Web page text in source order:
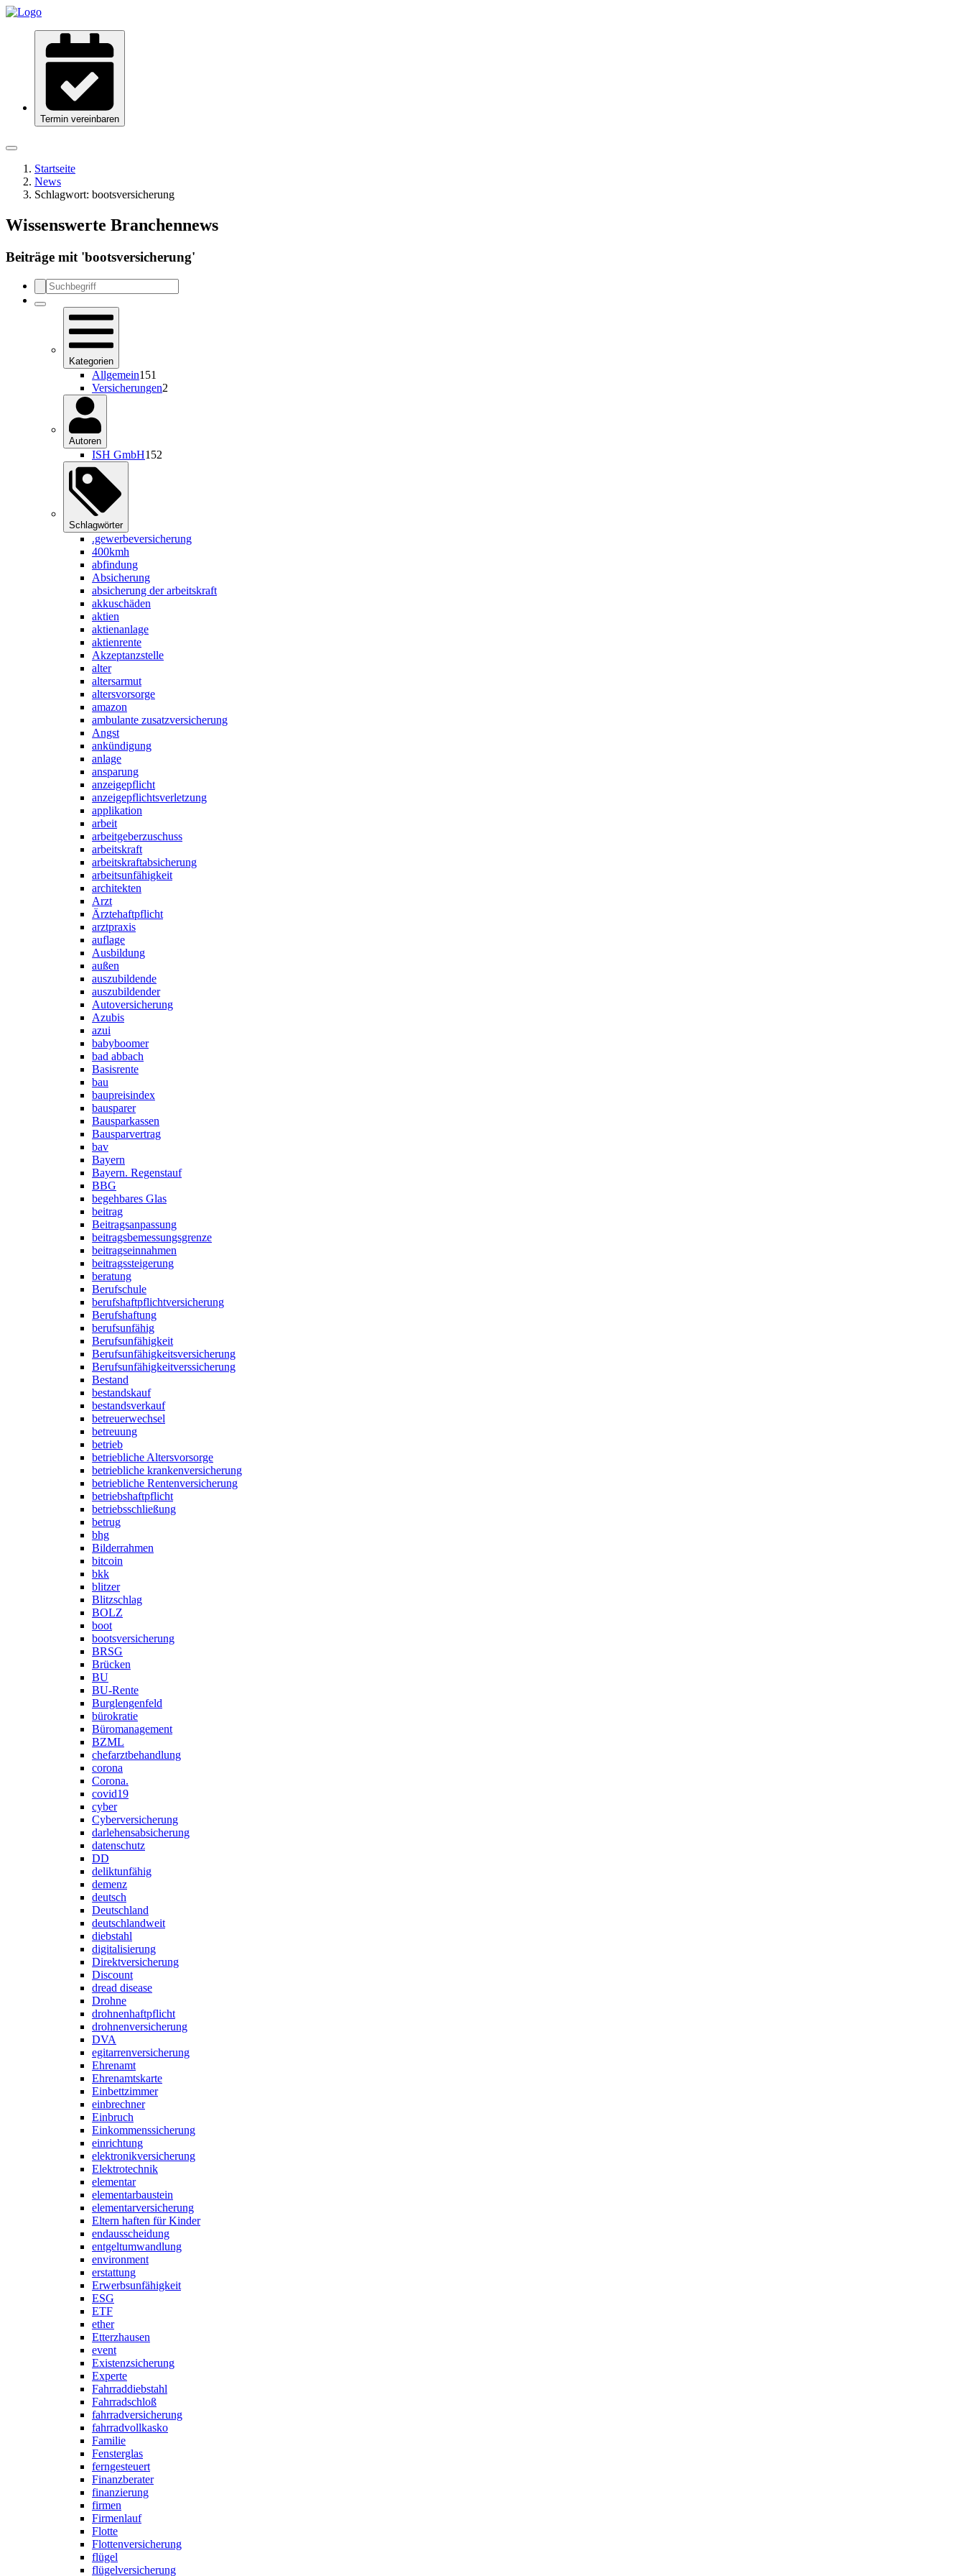
Termin vereinbaren
Startseite
News
Schlagwort: bootsversicherung
Wissenswerte Branchennews
Beiträge mit 'bootsversicherung'
Kategorien
Allgemein151
Versicherungen2
Autoren
ISH GmbH152
Schlagwörter
.gewerbeversicherung
400kmh
abfindung
Absicherung
absicherung der arbeitskraft
akkuschäden
aktien
aktienanlage
aktienrente
Akzeptanzstelle
alter
altersarmut
altersvorsorge
amazon
ambulante zusatzversicherung
Angst
ankündigung
anlage
ansparung
anzeigepflicht
anzeigepflichtsverletzung
applikation
arbeit
arbeitgeberzuschuss
arbeitskraft
arbeitskraftabsicherung
arbeitsunfähigkeit
architekten
Arzt
Ärztehaftpflicht
arztpraxis
auflage
Ausbildung
außen
auszubildende
auszubildender
Autoversicherung
Azubis
azui
babyboomer
bad abbach
Basisrente
bau
baupreisindex
bausparer
Bausparkassen
Bausparvertrag
bav
Bayern
Bayern. Regenstauf
BBG
begehbares Glas
beitrag
Beitragsanpassung
beitragsbemessungsgrenze
beitragseinnahmen
beitragssteigerung
beratung
Berufschule
berufshaftpflichtversicherung
Berufshaftung
berufsunfähig
Berufsunfähigkeit
Berufsunfähigkeitsversicherung
Berufsunfähigkeitverssicherung
Bestand
bestandskauf
bestandsverkauf
betreuerwechsel
betreuung
betrieb
betriebliche Altersvorsorge
betriebliche krankenversicherung
betriebliche Rentenversicherung
betriebshaftpflicht
betriebsschließung
betrug
bhg
Bilderrahmen
bitcoin
bkk
blitzer
Blitzschlag
BOLZ
boot
bootsversicherung
BRSG
Brücken
BU
BU-Rente
Burglengenfeld
bürokratie
Büromanagement
BZML
chefarztbehandlung
corona
Corona.
covid19
cyber
Cyberversicherung
darlehensabsicherung
datenschutz
DD
deliktunfähig
demenz
deutsch
Deutschland
deutschlandweit
diebstahl
digitalisierung
Direktversicherung
Discount
dread disease
Drohne
drohnenhaftpflicht
drohnenversicherung
DVA
egitarrenversicherung
Ehrenamt
Ehrenamtskarte
Einbettzimmer
einbrechner
Einbruch
Einkommenssicherung
einrichtung
elektronikversicherung
Elektrotechnik
elementar
elementarbaustein
elementarversicherung
Eltern haften für Kinder
endausscheidung
entgeltumwandlung
environment
erstattung
Erwerbsunfähigkeit
ESG
ETF
ether
Etterzhausen
event
Existenzsicherung
Experte
Fahrraddiebstahl
Fahrradschloß
fahrradversicherung
fahrradvollkasko
Familie
Fensterglas
ferngesteuert
Finanzberater
finanzierung
firmen
Firmenlauf
Flotte
Flottenversicherung
flügel
flügelversicherung